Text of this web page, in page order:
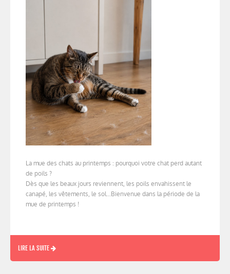
La mue des chats au printemps : pourquoi votre chat perd autant
de poils ?
Dès que les beaux jours reviennent, les poils envahissent le
canapé, les vêtements, le sol...Bienvenue dans la période de la
mue de printemps !
LIRE LA SUITE